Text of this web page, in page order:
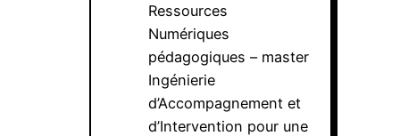
Ressources
Numériques
pédagogiques – master
Ingénierie
d’Accompagnement et
d’Intervention pour une